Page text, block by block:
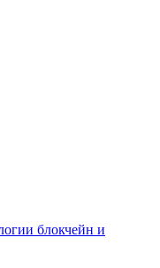
блокчейн и